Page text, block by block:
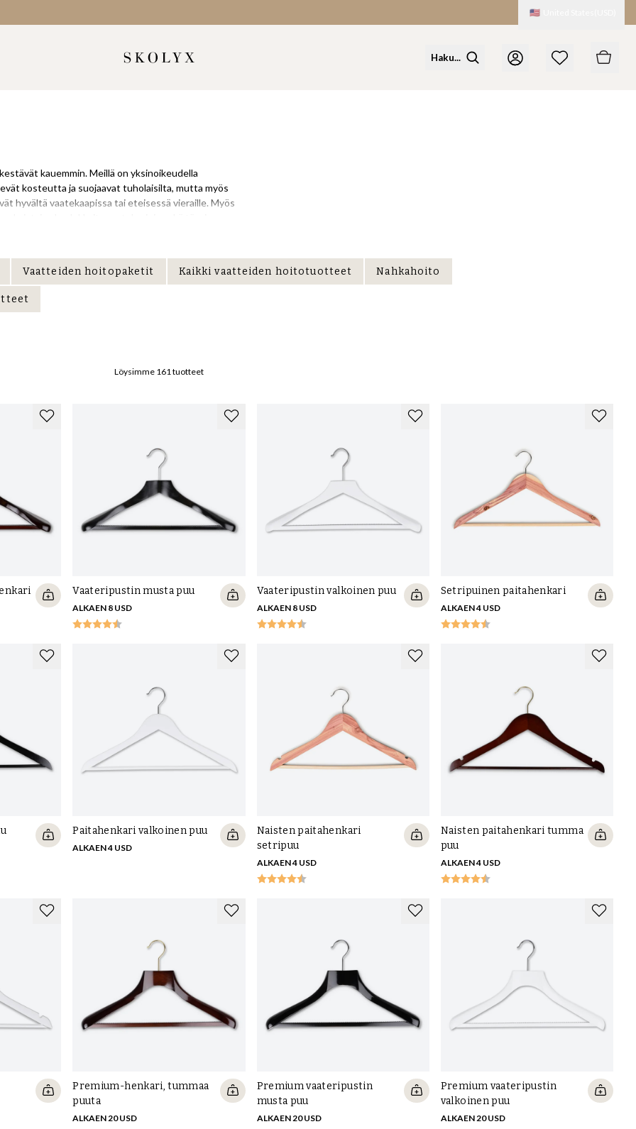
🇺🇸
kauemmin. Meillä on yksinoikeudella
kosteutta ja suojaavat tuholaisilta, mutta myös
hyvältä vaatekaapissa tai eteisessä vieraille. Myös
laadukkaita vaateharjoja sekä täysin
on tärkeää, että ne säilytetään oikein. Jos
myöhemmin.
vaatteidesi käyttöikää. Tämä pätee riippumatta siitä,
housuhenkareita ja hameen ripustimia vai tukevia
tuholaisilta?
ja ne sopivat erinomaisesti kesämökin
parhaalla mahdollisella
pesemättä koneessa liian usein. Ripusta vaatteet
uusia hetken kuluttua raikkaassa ilmassa. Voit
villavaatteet ja puvut - vaatteet, jotka muuten
on ylivoimaisesti hellävaraisinta vaatteille ja
alhaisessa pesulämpötilassa ja käytä vain
Tärkeintä on pitää nahka puhtaana, kosteutettuna ja
on Saphir Medaille d'Or Leather Lotion. Harjaa tai
luonnollinen vahakerros, joka ei tummu tai
ja paljon muuta. Punasepän suuri etu on se, että
luonnossa kasvaneista metsistä, meidän
ympäristön kannalta hyvää.
Vaatteiden hoitopaketit Kaikki vaatteiden hoitotuotteet Nahkahoito
Löysimme 161tuotteet
Vaateripustin musta puu
ALKAEN 8 USD
Vaateripustin valkoinen puu
ALKAEN 8 USD
Setripuinen paitahenkari
ALKAEN 4 USD
Paitahenkari valkoinen puu
ALKAEN 4 USD
Naisten paitahenkari
setripuu
ALKAEN 4 USD
Naisten paitahenkari tumma
puu
ALKAEN 4 USD
Premium-henkari, tummaa
puuta
ALKAEN 20 USD
Premium vaateripustin
musta puu
ALKAEN 20 USD
Premium vaateripustin
valkoinen puu
ALKAEN 20 USD